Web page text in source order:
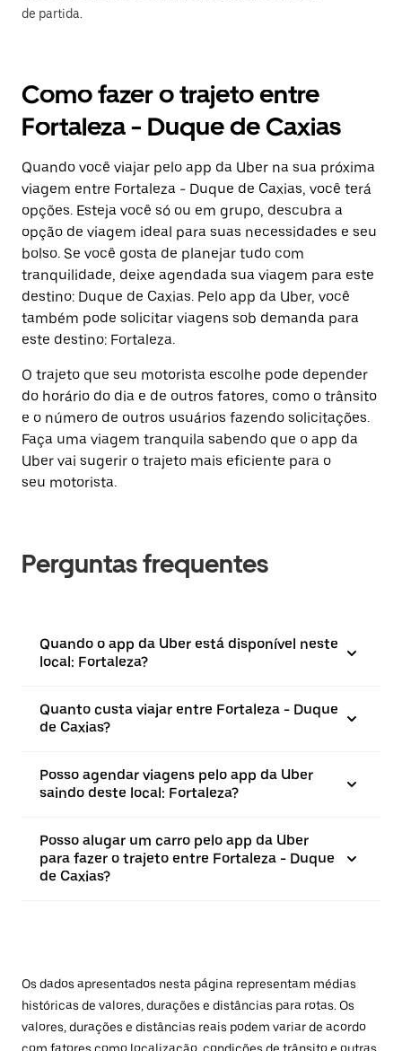
de partida.
Como fazer o trajeto entre
Fortaleza - Duque de Caxias
Quando você viajar pelo app da Uber na sua próxima
viagem entre Fortaleza - Duque de Caxias, você terá
opções. Esteja você só ou em grupo, descubra a
opção de viagem ideal para suas necessidades e seu
bolso. Se você gosta de planejar tudo com
tranquilidade, deixe agendada sua viagem para este
destino: Duque de Caxias. Pelo app da Uber, você
também pode solicitar viagens sob demanda para
este destino: Fortaleza.
O trajeto que seu motorista escolhe pode depender
do horário do dia e de outros fatores, como o trânsito
e o número de outros usuários fazendo solicitações.
Faça uma viagem tranquila sabendo que o app da
Uber vai sugerir o trajeto mais eficiente para o
seu motorista.
Perguntas frequentes
Quando o app da Uber está disponível neste
local: Fortaleza?
Quanto custa viajar entre Fortaleza - Duque
de Caxias?
Posso agendar viagens pelo app da Uber
saindo deste local: Fortaleza?
Posso alugar um carro pelo app da Uber
para fazer o trajeto entre Fortaleza - Duque
de Caxias?
Os dados apresentados nesta página representam médias
históricas de valores, durações e distâncias para rotas. Os
valores, durações e distâncias reais podem variar de acordo